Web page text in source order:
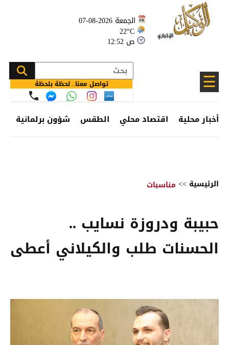
الجمعة 2026-08-07
22°C
12:52 ص
☰ تواصل معنا.. لحظة بلحظة
أخبار محلية اقتصاد محلي الطقس شؤون برلمانية
الرئيسية >> مناسبات
حبيبة ودروزة نسايب ..
الحسنات طلب والكيلاني أعطى